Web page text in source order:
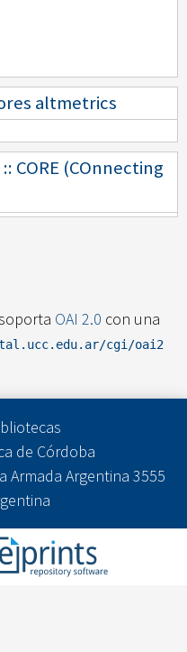
altmetrics
CORE (COnnecting
OAI 2.0 con una
cgi/oai2
de Córdoba
Armada Argentina 3555